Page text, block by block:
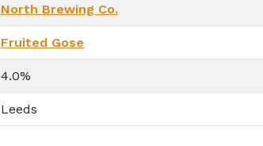
North Brewing Co.
Fruited Gose
4.0%
Leeds